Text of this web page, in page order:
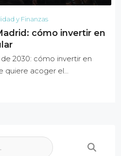
y Finanzas
cómo invertir en
2030: cómo invertir en
quiere acoger el...